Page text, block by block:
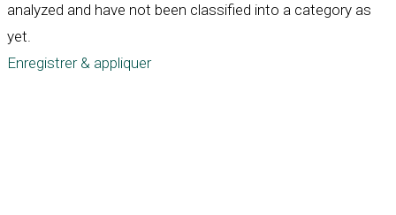
analyzed and have not been classified into a category as
yet.
Enregistrer & appliquer